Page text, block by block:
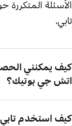
الأسئلة
تابي.
كيف يمكنني
اتش جي بوتيك؟
كيف استخدم